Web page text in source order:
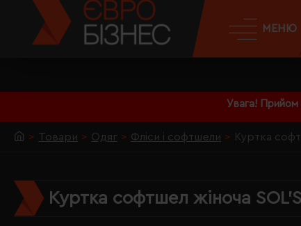
Увага! Прийом
МЕНЮ
Товари Одяг Фліси і софтшели Куртка
Куртка софтшел жіноча